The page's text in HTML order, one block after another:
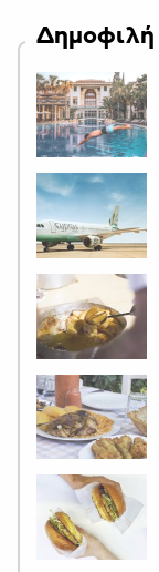
Δημοφιλή